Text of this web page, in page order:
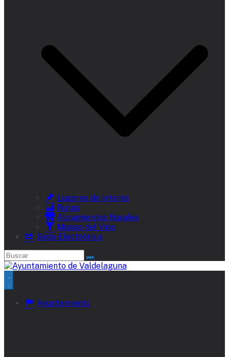
Lugares de Interés
Rutas
Alojamientos Rurales
Museo del Vino
Sede Electrónica
Ayuntamiento